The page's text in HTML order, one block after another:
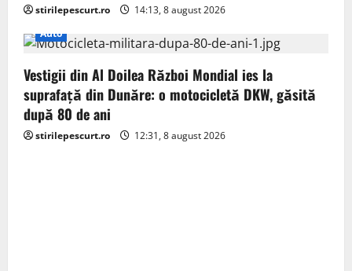
stirilepescurt.ro
14:13, 8 august 2026
Auto
Vestigii din Al Doilea Război Mondial ies la
suprafață din Dunăre: o motocicletă DKW, găsită
după 80 de ani
stirilepescurt.ro 12:31, 8 august 2026